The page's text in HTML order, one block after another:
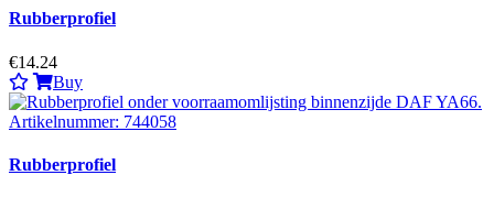
Rubberprofiel
€14.24
Buy
Rubberprofiel